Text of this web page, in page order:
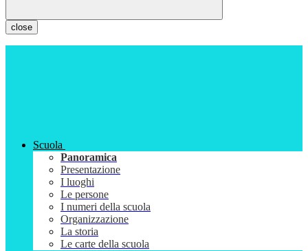
close
Scuola
Panoramica
Presentazione
I luoghi
Le persone
I numeri della scuola
Organizzazione
La storia
Le carte della scuola